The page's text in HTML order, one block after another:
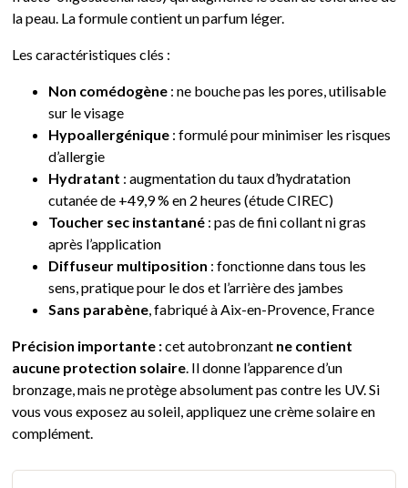
la peau. La formule contient un parfum léger.
Les caractéristiques clés :
Non comédogène : ne bouche pas les pores, utilisable
sur le visage
Hypoallergénique : formulé pour minimiser les risques
d’allergie
Hydratant : augmentation du taux d’hydratation
cutanée de +49,9 % en 2 heures (étude CIREC)
Toucher sec instantané : pas de fini collant ni gras
après l’application
Diffuseur multiposition : fonctionne dans tous les
sens, pratique pour le dos et l’arrière des jambes
Sans parabène, fabriqué à Aix-en-Provence, France
Précision importante :cet autobronzant ne contient
aucune protection solaire. Il donne l’apparence d’un
bronzage, mais ne protège absolument pas contre les UV. Si
vous vous exposez au soleil, appliquez une crème solaire en
complément.